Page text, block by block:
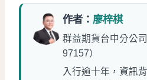
作者： 廖梓棋
群益期貨台中分公
97157）
入行逾十年，資訊